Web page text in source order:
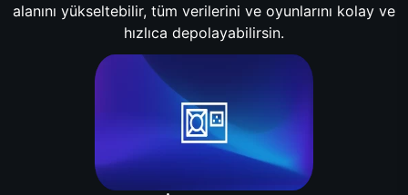
alanını yükseltebilir, tüm verilerini ve oyunlarını kolay ve
hızlıca depolayabilirsin.